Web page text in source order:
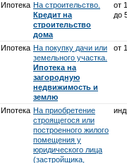
Ипотека На строительство.
Кредит на
строительство
дома
от
до
Ипотека На покупку дачи или
земельного участка.
Ипотека на
загородную
недвижимость и
землю
от
Ипотека На приобретение
строящегося или
построенного жилого
помещения у
юридического лица
(застройщика,